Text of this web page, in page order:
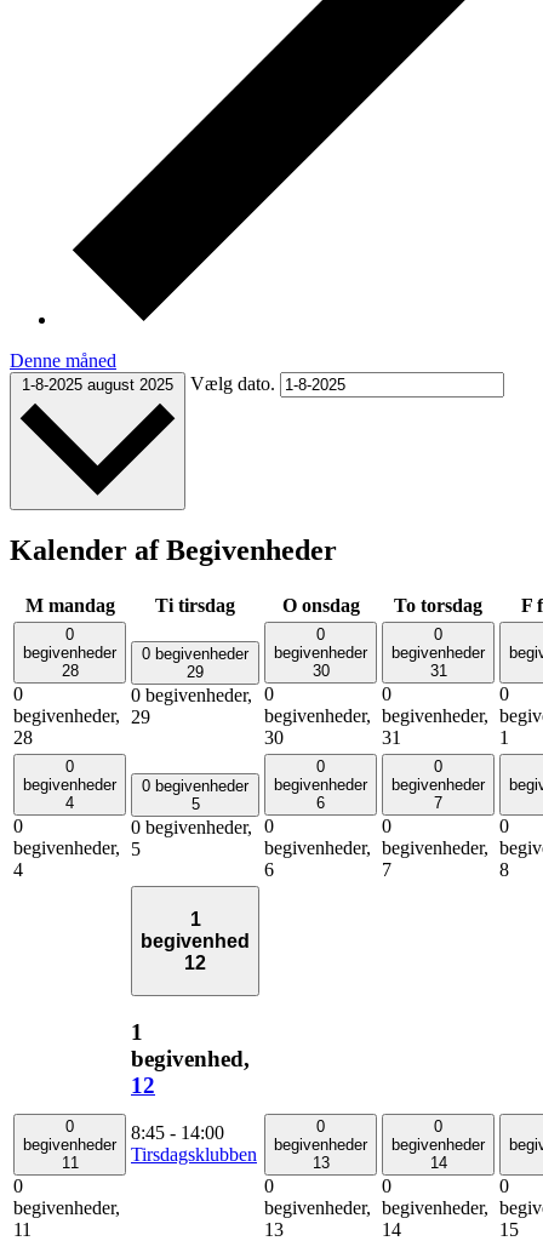
Denne måned
1-8-2025 august 2025 Vælg dato.
Kalender af Begivenheder
M mandag Ti tirsdag O onsdag To torsdag F
0
begivenheder
28
0
begivenheder,
28
0 begivenheder
29
0 begivenheder,
29
0
begivenheder
30
0
begivenheder,
30
0
begivenheder
31
0
begivenheder,
31
0
1
0
begivenheder
4
0
begivenheder,
4
0 begivenheder
5
0 begivenheder,
5
0
begivenheder
6
0
begivenheder,
6
0
begivenheder
7
0
begivenheder,
7
0
8
0
begivenheder
11
0
begivenheder,
11
1
begivenhed
12
1
begivenhed,
12
8:45 - 14:00
Tirsdagsklubben
0
begivenheder
13
0
begivenheder,
13
0
begivenheder
14
0
begivenheder,
14
0
15